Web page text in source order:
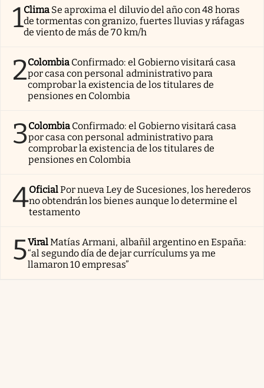
1Clima Se aproxima el diluvio del año con 48 horas
de tormentas con granizo, fuertes lluvias y ráfagas
de viento de más de 70 km/h
2Colombia Confirmado: el Gobierno visitará casa
por casa con personal administrativo para
comprobar la existencia de los titulares de
pensiones en Colombia
3Colombia Confirmado: el Gobierno visitará casa
por casa con personal administrativo para
comprobar la existencia de los titulares de
pensiones en Colombia
4OficialPor nueva Ley de Sucesiones, los herederos
no obtendrán los bienes aunque lo determine el
testamento
5ViralMatías Armani, albañil argentino en España:
“al segundo día de dejar currículums ya me
llamaron 10 empresas”